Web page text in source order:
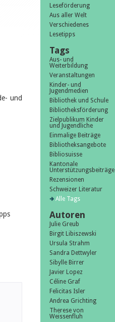
und
Leseförderung
Aus aller Welt
Verschiedenes
Lesetipps
Tags
Aus- und
Weiterbildung
Veranstaltungen
Kinder- und
Jugendmedien
Bibliothek und Schule
Bibliotheksförderung
Zielpublikum Kinder
und Jugendliche
Einmalige Beiträge
Bibliotheksangebote
Bibliosuisse
Kantonale
Unterstützungsbeiträge
Rezensionen
Schweizer Literatur
Alle Tags
Autoren
Julie Greub
Birgit Libiszewski
Ursula Strahm
Sandra Dettwyler
Sibylle Birrer
Javier Lopez
Céline Graf
Felicitas Isler
Andrea Grichting
Therese von
Weissenfluh